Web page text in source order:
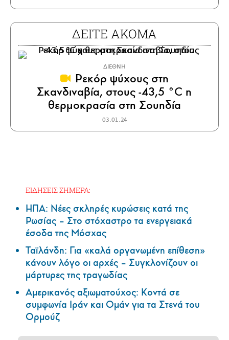
ΔΕΙΤΕ ΑΚΟΜΑ
ΔΙΕΘΝΗ
Ρεκόρ ψύχους στη
Σκανδιναβία, στους -43,5 °C η
θερμοκρασία στη Σουηδία
03.01.24
ΕΙΔΗΣΕΙΣ ΣΗΜΕΡΑ:
ΗΠΑ: Nέες σκληρές κυρώσεις κατά της
Ρωσίας – Στο στόχαστρο τα ενεργειακά
έσοδα της Μόσχας
Ταϊλάνδη: Για «καλά οργανωμένη επίθεση»
κάνουν λόγο οι αρχές – Συγκλονίζουν οι
μάρτυρες της τραγωδίας
Αμερικανός αξιωματούχος: Κοντά σε
συμφωνία Ιράν και Ομάν για τα Στενά του
Ορμούζ